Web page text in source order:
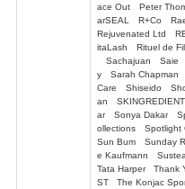
ace Out Peter
arSEAL R+Co
Rejuvenated Ltd
itaLash Rituel de
Sachajuan Saie
y Sarah Chapman
Care Shiseido
an
ar Sonya Dakar
ollections Spotlight
Sun Bum Sunday
e Kaufmann
Tata Harper Thank
ST The Konjac